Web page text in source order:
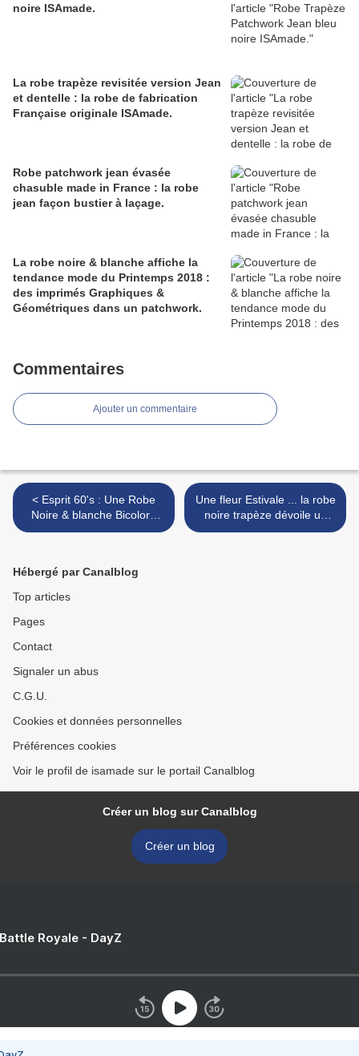
noire ISAmade.
La robe trapèze revisitée version Jean
et dentelle : la robe de fabrication
Française originale ISAmade.
Robe patchwork jean évasée
chasuble made in France : la robe
jean façon bustier à laçage.
La robe noire & blanche affiche la
tendance mode du Printemps 2018 :
des imprimés Graphiques &
Géométriques dans un patchwork.
Commentaires
Ajouter un commentaire
< Esprit 60's : Une Robe
Noire & blanche Bicolore
Chic et imprimé Mode à
Une fleur Estivale ... la robe
noire trapèze dévoile un
jardin d'été aux couleurs
Hébergé par Canalblog
Top articles
Pages
Contact
Signaler un abus
C.G.U.
Cookies et données personnelles
Préférences cookies
Voir le profil de isamade sur le portail Canalblog
Créer un blog sur Canalblog
Créer un blog
Royale - DayZ